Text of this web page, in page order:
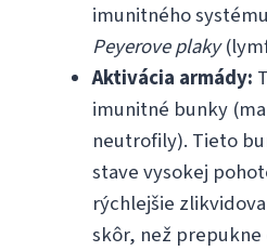
imunitného
Peyerove plaky
Aktivácia armády:
imunitné bunky
neutrofily). Tieto
stave vysokej
rýchlejšie
skôr, než prepukne